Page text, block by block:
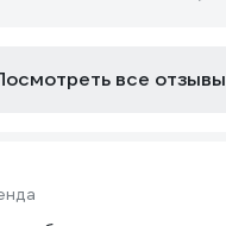
все отзывы